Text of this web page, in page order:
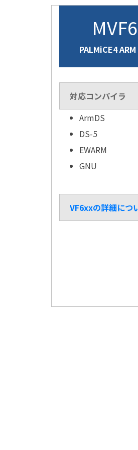
PALMiCE4
対応コンパイラ
ArmDS
DS-5
EWARM
GNU
VF6xxの詳細につ